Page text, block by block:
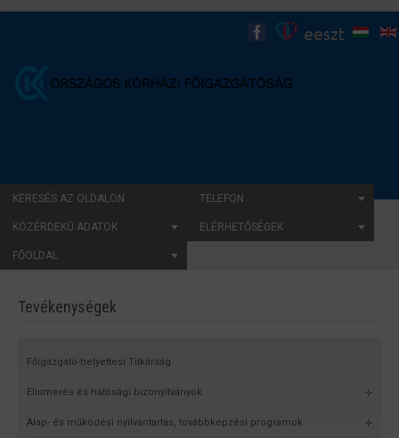
KERESÉS AZ OLDALON TELEFON
KÖZÉRDEKŰ ADATOK ELÉRHETŐSÉGEK
FŐOLDAL
Tevékenységek
Főigazgató-helyettesi Titkárság
Elismerés és hatósági bizonyítványok
Alap- és működési nyilvántartás, továbbképzési programok